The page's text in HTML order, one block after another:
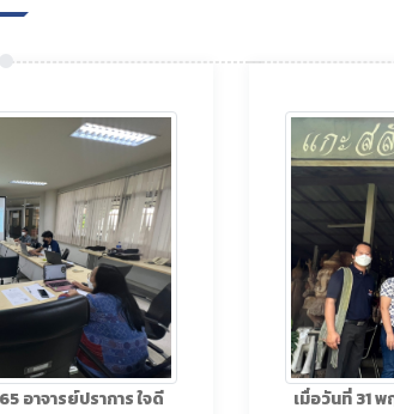
อาจารย์ปราการ ใจดี
เมื่อวันที่ 31